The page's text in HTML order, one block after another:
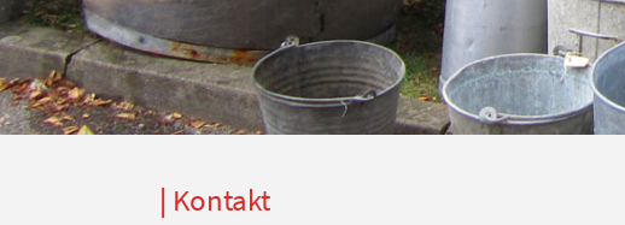
Kontakt